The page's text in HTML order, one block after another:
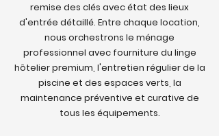
remise des clés avec état des lieux
d'entrée détaillé. Entre chaque location,
nous orchestrons le ménage
professionnel avec fourniture du linge
hôtelier premium, l'entretien régulier de la
piscine et des espaces verts, la
maintenance préventive et curative de
tous les équipements.